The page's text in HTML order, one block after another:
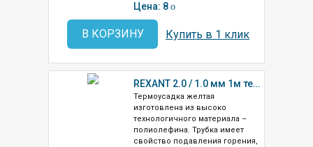
Цена: 8 o
В КОРЗИНУ Купить в 1 клик
REXANT 2.0 / 1.0 мм 1м термоусадка желтая (20-2002)
Термоусадка желтая
изготовлена из высоко
технологичного материала –
полиолефина. Трубка имеет
свойство подавления горения,